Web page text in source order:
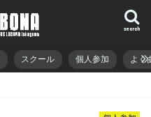
search
スクール 個人参加 よく